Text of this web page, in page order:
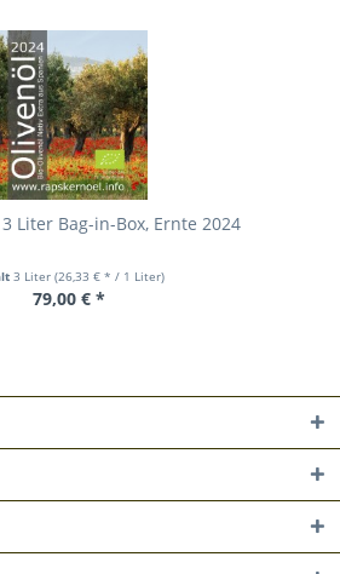
Liter Bag-in-Box, Ernte 2024
3 Liter (26,33 € * / 1 Liter)
79,00 € *